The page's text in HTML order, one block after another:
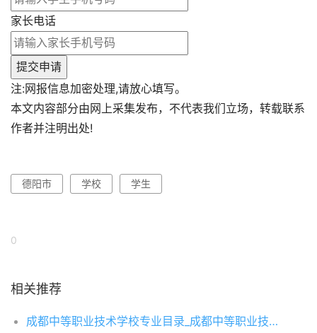
家长电话
提交申请
注:网报信息加密处理,请放心填写。
本文内容部分由网上采集发布，不代表我们立场，转载联系
作者并注明出处!
德阳市 学校 学生
0
相关推荐
成都中等职业技术学校专业目录_成都中等职业技术学校排名